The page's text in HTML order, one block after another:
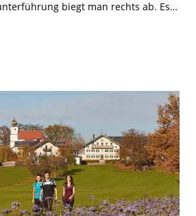
biegt man rechts ab. Es…